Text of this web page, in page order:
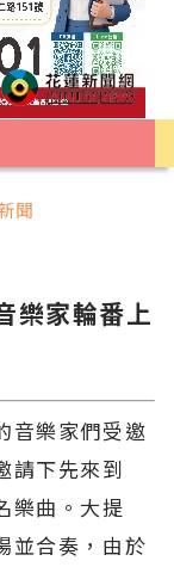
聞
樂家輪番上
樂家們受邀
請下先來到
樂曲。大提
並合奏，由於